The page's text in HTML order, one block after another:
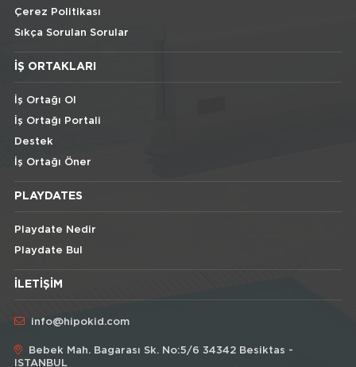
Çerez Politikası
Sıkça Sorulan Sorular
İŞ ORTAKLARI
İş Ortağı Ol
İş Ortağı Portali
Destek
İş Ortağı Öner
PLAYDATES
Playdate Nedir
Playdate Bul
İLETIŞIM
info@hipokid.com
Bebek Mah. Bagarası Sk. No:5/6 34342 Besiktas -
ISTANBUL